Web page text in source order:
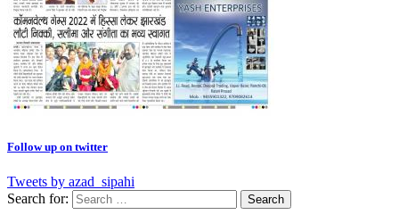
Follow up on twitter
Tweets by azad_sipahi
Search for: